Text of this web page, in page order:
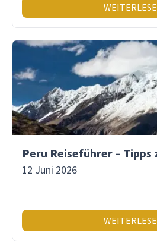
12 Juni 2026